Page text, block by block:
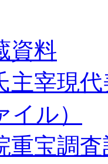
資料
主宰現
イル）
重宝調